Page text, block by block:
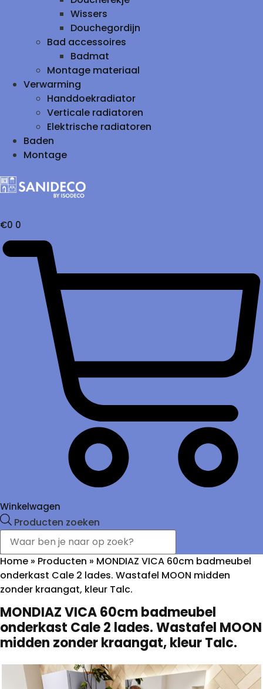
Wissers
Douchegordijn
Bad accessoires
Badmat
Montage materiaal
Verwarming
Handdoekradiator
Verticale radiatoren
Elektrische radiatoren
Baden
Montage
€0 0
Winkelwagen
Producten zoeken
Home » Producten » MONDIAZ VICA 60cm badmeubel
onderkast Cale 2 lades. Wastafel MOON midden
zonder kraangat, kleur Talc.
MONDIAZ VICA 60cm badmeubel
onderkast Cale 2 lades. Wastafel MOON
midden zonder kraangat, kleur Talc.